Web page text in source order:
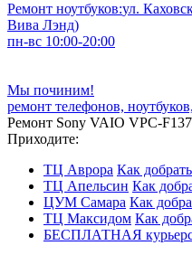
Ремонт ноутбуков:ул.
Вива Лэнд)
пн-вс 10:00-20:00
Мы починим!
ремонт телефонов,
Ремонт Sony VAIO VPC-
Приходите:
ТЦ Аврора Как
ТЦ Апельсин Как
ЦУМ Самара Как
ТЦ Максидом Как
БЕСПЛАТНАЯ